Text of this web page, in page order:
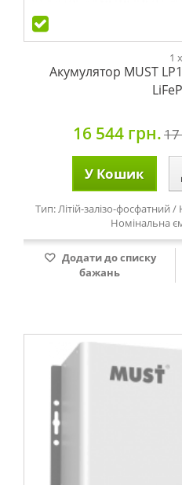
1 x
Акумулятор MUST
16 544 грн.
У Кошик
Тип: Літій-залізо-фосфатний
Номінальна
Додати до списку
бажань